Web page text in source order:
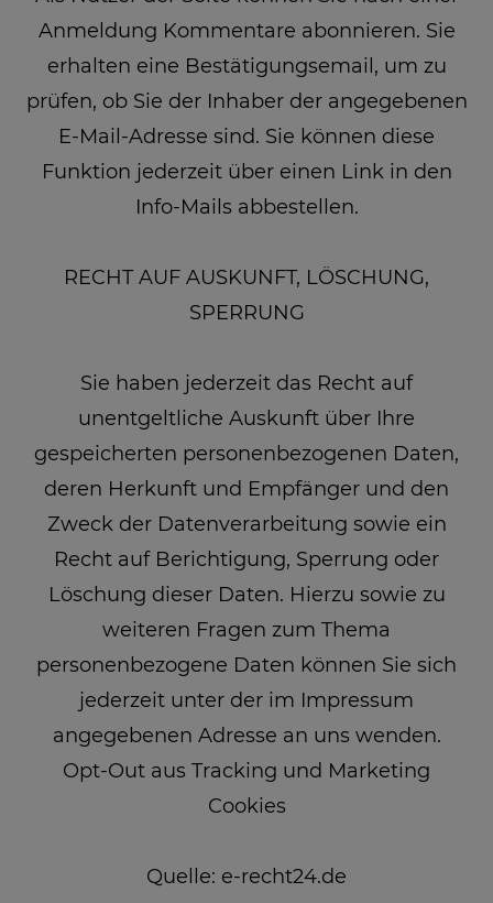
Anmeldung Kommentare abonnieren. Sie
erhalten eine Bestätigungsemail, um zu
prüfen, ob Sie der Inhaber der angegebenen
E-Mail-Adresse sind. Sie können diese
Funktion jederzeit über einen Link in den
Info-Mails abbestellen.
RECHT AUF AUSKUNFT, LÖSCHUNG,
SPERRUNG
Sie haben jederzeit das Recht auf
unentgeltliche Auskunft über Ihre
gespeicherten personenbezogenen Daten,
deren Herkunft und Empfänger und den
Zweck der Datenverarbeitung sowie ein
Recht auf Berichtigung, Sperrung oder
Löschung dieser Daten. Hierzu sowie zu
weiteren Fragen zum Thema
personenbezogene Daten können Sie sich
jederzeit unter der im Impressum
angegebenen Adresse an uns wenden.
Opt-Out aus Tracking und Marketing
Cookies
Quelle: e-recht24.de